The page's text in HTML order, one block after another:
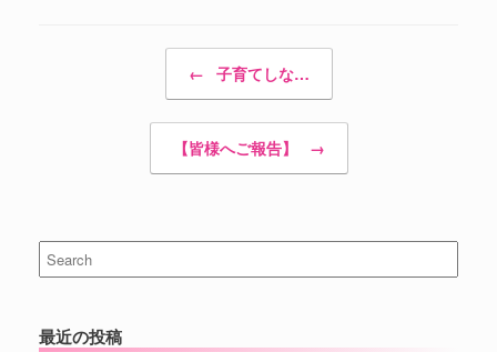
← 子育てしな…
​【皆様へご報告】 →
Search
for:
最近の投稿